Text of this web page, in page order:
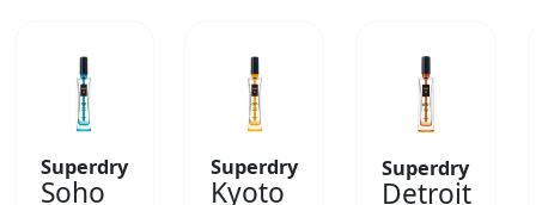
Superdry
Soho
Superdry
Kyoto
Superdry
Detroit